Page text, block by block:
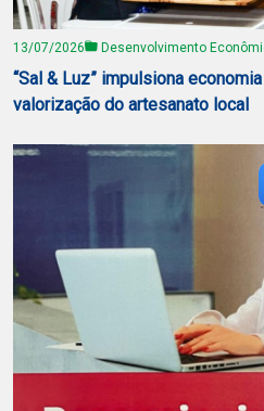
13/07/2026 Desenvolvimento
“Sal & Luz” impulsiona
valorização do artesanato local